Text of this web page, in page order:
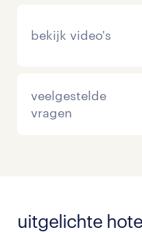
bekijk video's
veelgestelde
vragen
uitgelichte